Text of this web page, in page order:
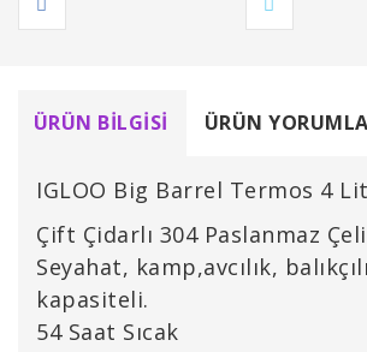
ÜRÜN BILGISI ÜRÜN
IGLOO Big Barrel Termos 4
Çift Çidarlı 304 Paslanmaz
Seyahat, kamp,avcılık,
kapasiteli.
54 Saat Sıcak